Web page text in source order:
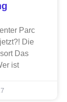
Parc
Die
Das
ist